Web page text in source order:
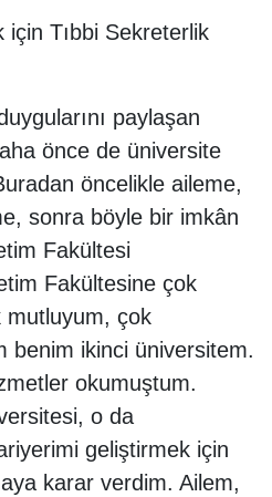
Tıbbi Sekreterlik
paylaşan
önce de üniversite
öncelikle aileme,
sonra böyle bir imkân
Fakültesi
Fakültesine çok
mutluyum, çok
benim ikinci üniversitem.
okumuştum.
o da
geliştirmek için
karar verdim. Ailem,